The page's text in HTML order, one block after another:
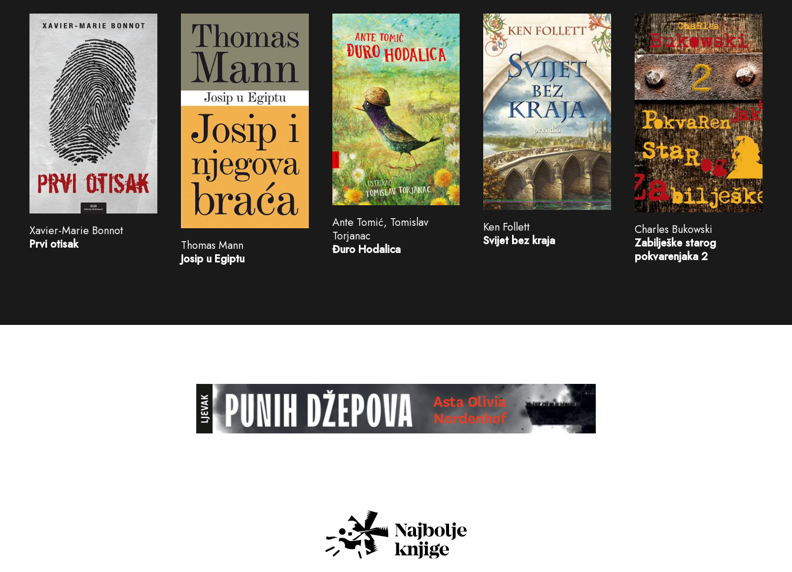
Xavier-Marie Bonnot
Prvi otisak
Thomas Mann
Josip u Egiptu
Ante Tomić, Tomislav
Torjanac
Đuro Hodalica
Ken Follett
Svijet bez kraja
Charles Bukowski
Zabilješke starog
pokvarenjaka 2